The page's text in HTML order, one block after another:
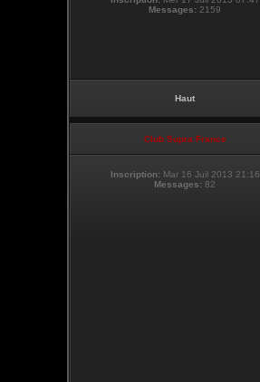
Messages: 2159
Haut
Club Supra France
Inscription: Mar 16 Juil 2013 21:16
Messages: 82